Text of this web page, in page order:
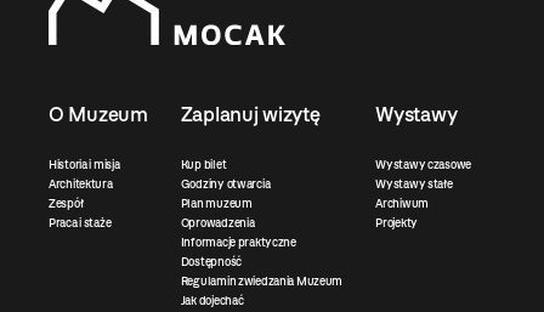
O Muzeum
Historia i misja
Architektura
Zespół
Praca i staże
Zaplanuj wizytę
Kup bilet
Godziny otwarcia
Plan muzeum
Oprowadzenia
Informacje praktyczne
Dostępność
Regulamin zwiedzania Muzeum
Jak dojechać
Wystawy
Wystawy czasowe
Wystawy stałe
Archiwum
Projekty